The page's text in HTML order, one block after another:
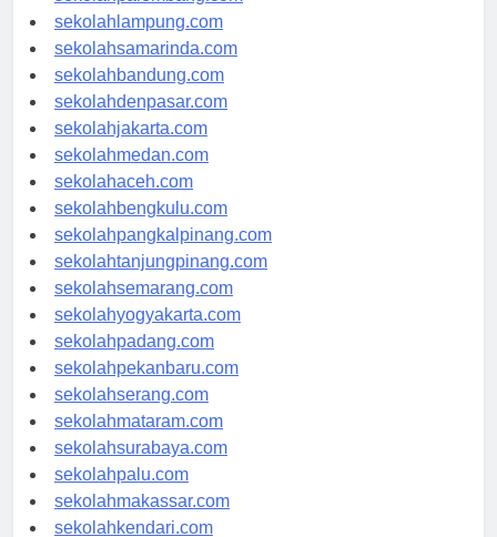
sekolahpalembang.com
sekolahlampung.com
sekolahsamarinda.com
sekolahbandung.com
sekolahdenpasar.com
sekolahjakarta.com
sekolahmedan.com
sekolahaceh.com
sekolahbengkulu.com
sekolahpangkalpinang.com
sekolahtanjungpinang.com
sekolahsemarang.com
sekolahyogyakarta.com
sekolahpadang.com
sekolahpekanbaru.com
sekolahserang.com
sekolahmataram.com
sekolahsurabaya.com
sekolahpalu.com
sekolahmakassar.com